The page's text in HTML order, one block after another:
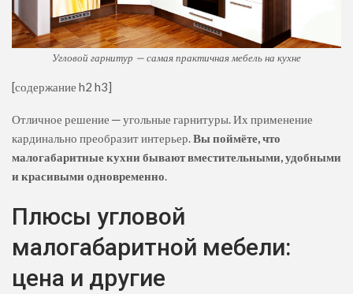
Угловой гарнитур — самая практичная мебель на кухне
[содержание h2 h3]
Отличное решение ─ угольные гарнитуры. Их применение
кардинально преобразит интерьер.Вы поймёте, что
малогабаритные кухни бывают вместительными, удобными
и красивыми одновременно.
Плюсы угловой
малогабаритной мебели:
цена и другие